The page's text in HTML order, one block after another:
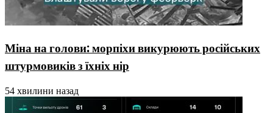
Міна на голови: морпіхи викурюють російських
штурмовиків з їхніх нір
54 хвилини назад